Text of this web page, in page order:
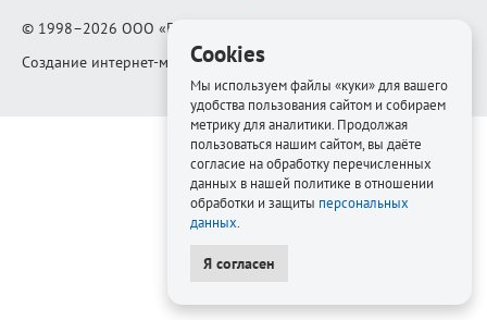
© 1998–2026 ООО «Белфорт-РМ»
Создание интернет-магазина—Медиапродукт
Cookies
Мы используем файлы «куки» для вашего
удобства пользования сайтом и собираем
метрику для аналитики. Продолжая
пользоваться нашим сайтом, вы даёте
согласие на обработку перечисленных
данных в нашей политике в отношении
обработки и защиты персональных
данных
Я согласен